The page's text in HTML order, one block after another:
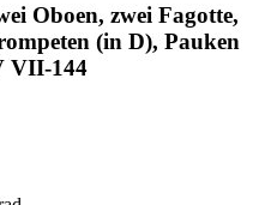
Oboen, zwei Fagotte,
(in D), Pauken
VII-144